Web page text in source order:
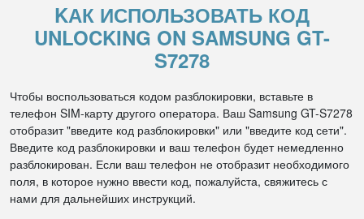
KАК ИСПОЛЬЗОВАТЬ КОД
UNLOCKING ON SAMSUNG GT-
S7278
Чтобы воспользоваться кодом разблокировки, вставьте в
телефон SIM-карту другого оператора. Ваш Samsung GT-S7278
отобразит "введите код разблокировки" или "введите код сети".
Введите код разблокировки и ваш телефон будет немедленно
разблокирован. Если ваш телефон не отобразит необходимого
поля, в которое нужно ввести код, пожалуйста, свяжитесь с
нами для дальнейших инструкций.